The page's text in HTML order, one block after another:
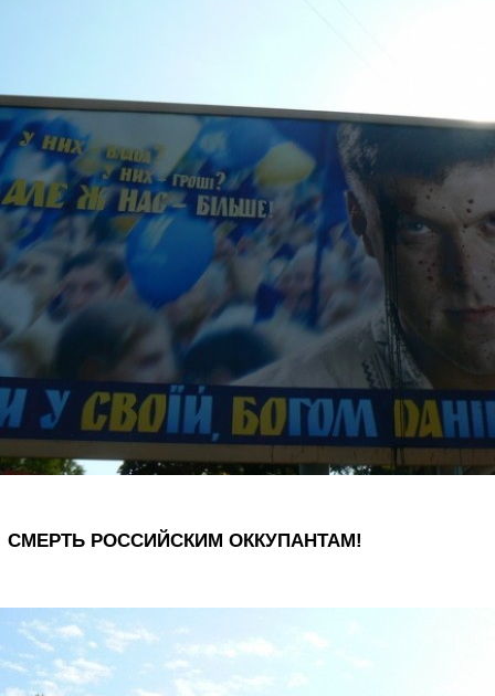
СМЕРТЬ РОССИЙСКИМ ОККУПАНТАМ!